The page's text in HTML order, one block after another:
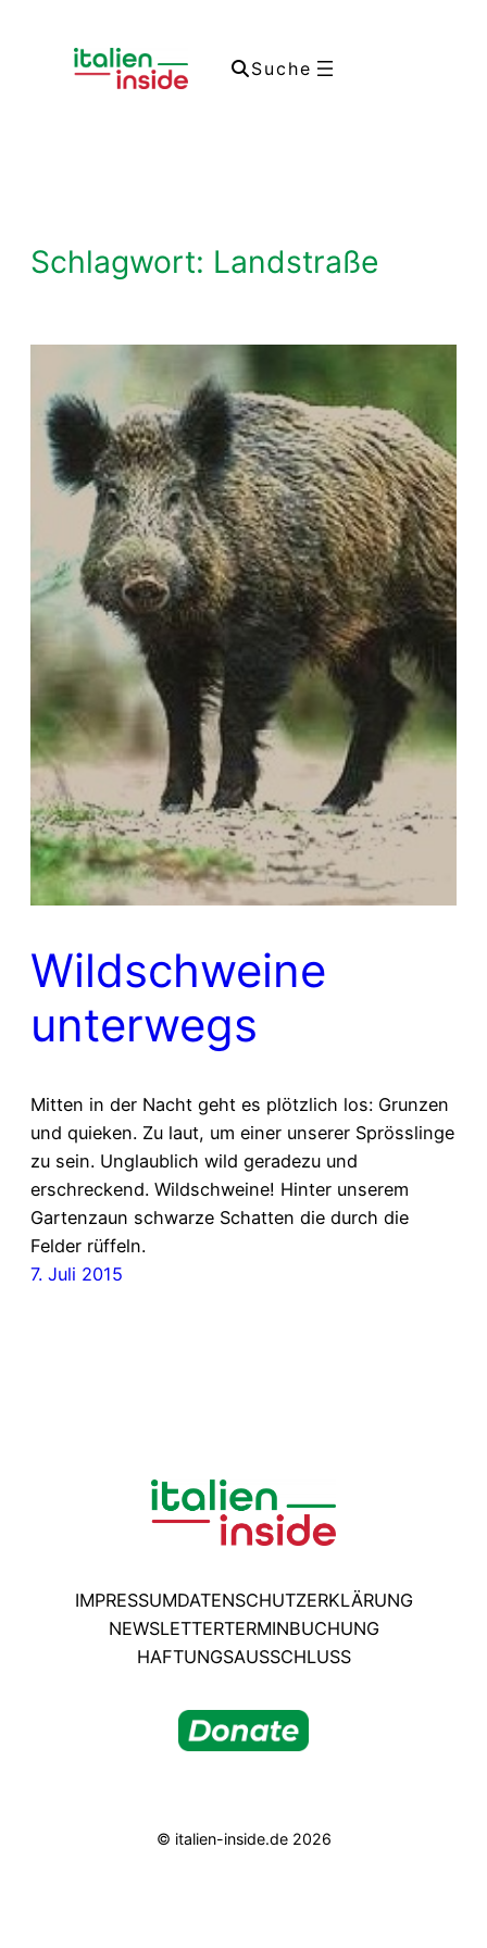
springen
Suche
Schlagwort: Landstraße
Wildschweine
unterwegs
Mitten in der Nacht geht es plötzlich los: Grunzen
und quieken. Zu laut, um einer unserer Sprösslinge
zu sein. Unglaublich wild geradezu und
erschreckend. Wildschweine! Hinter unserem
Gartenzaun schwarze Schatten die durch die
Felder rüffeln.
7. Juli 2015
IMPRESSUMDATENSCHUTZERKLÄRUNG
NEWSLETTERTERMINBUCHUNG
HAFTUNGSAUSSCHLUSS
© italien-inside.de 2026